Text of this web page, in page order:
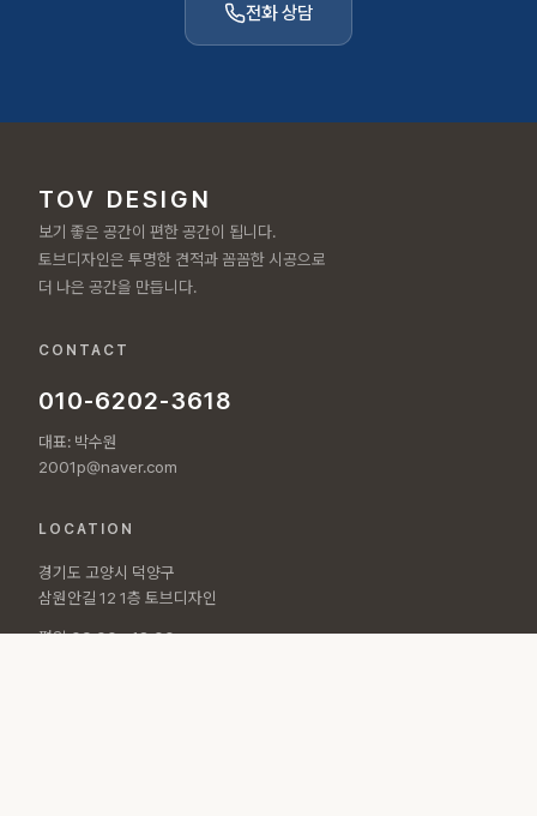
전화 상담
TOV DESIGN
보기 좋은 공간이 편한 공간이 됩니다.
토브디자인은 투명한 견적과 꼼꼼한 시공으로
더 나은 공간을 만듭니다.
CONTACT
010-6202-3618
대표: 박수원
2001p@naver.com
LOCATION
경기도 고양시 덕양구
삼원안길 12 1층 토브디자인
평일 09:00 - 18:00